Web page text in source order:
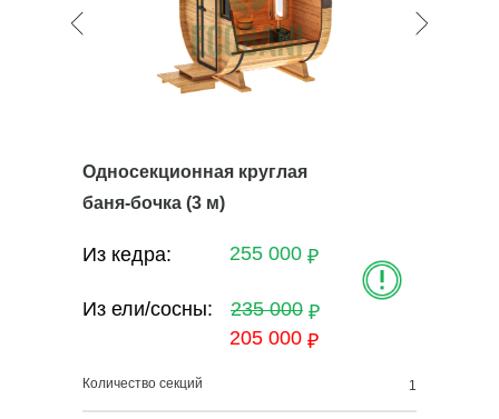
Односекционная круглая
баня-бочка (3 м)
Количество секций
235 000 ₽
205 000 ₽
1
Из ели/сосны:
255 000 ₽
Из кедра: